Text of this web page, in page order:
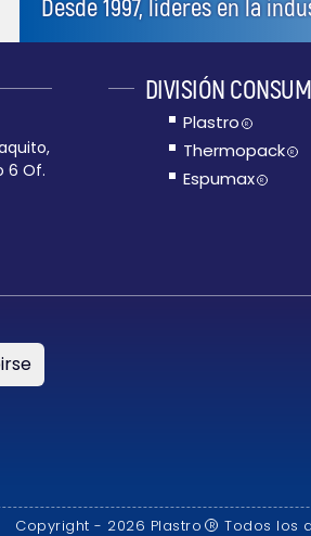
Desde 1997, líderes en la
6 Of.
DIVISIÓN
PlastroR
ThermopackR
EspumaxR
Copyright - 2026 PlastroR Todos los